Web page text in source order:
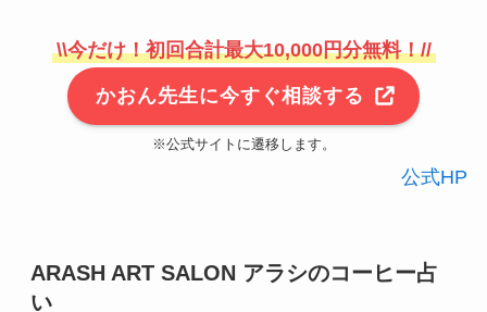
\\今だけ！初回合計最大10,000円分無料！//
かおん先生に今すぐ相談する
※公式サイトに遷移します。
公式HP
ARASH ART SALON アラシのコーヒー占
い